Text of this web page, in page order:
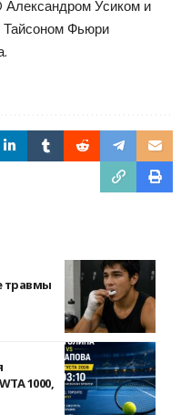
Александром Усиком и
Тайсоном Фьюри
травмы
1000,